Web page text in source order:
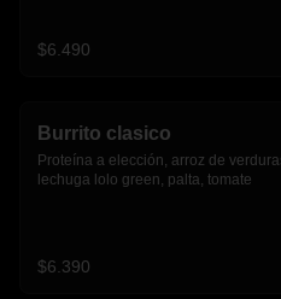
$6.490
Burrito clasico
Proteína a elección, arroz de
lechuga lolo green, palta, tomate
$6.390